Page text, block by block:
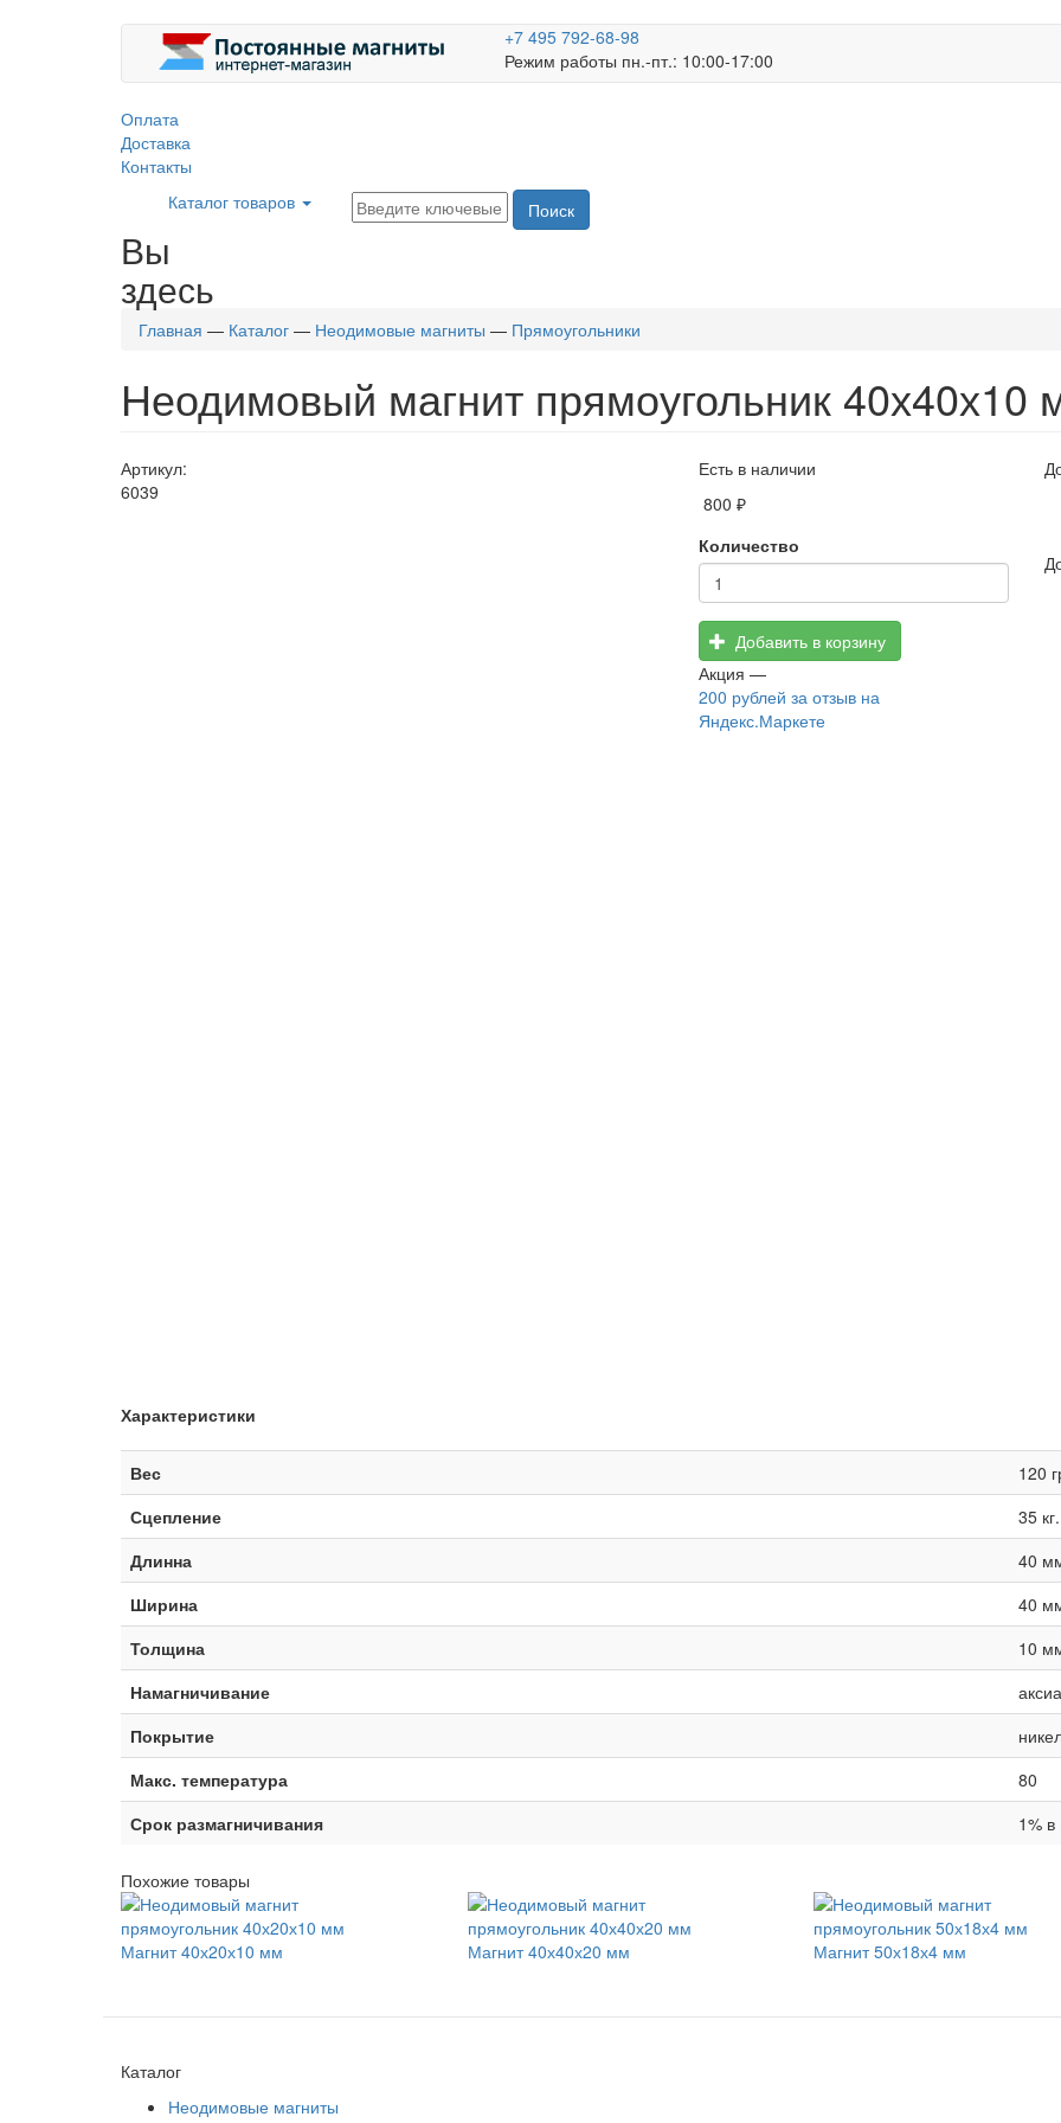
+7 495 792-68-98
Режим работы пн.-пт.: 10:00-17:00
Оплата
Доставка
Контакты
Каталог товаров
Поиск
Вы
здесь
Главная — Каталог — Неодимовые магниты — Прямоугольники
Неодимовый магнит прямоугольник 40х40х10
Артикул:
6039
Есть в наличии
800 ₽
Количество
Добавить в корзину
Акция —
200 рублей за отзыв на
Яндекс.Маркете
Характеристики
Вес
120
Сцепление
35 кг.
Длинна
40
Ширина
40
Толщина
10
Намагничивание
Покрытие
Макс. температура
80
Срок размагничивания
1% в
Похожие товары
Магнит 40х20х10 мм Магнит 40х40х20 мм Магнит 50х18х4 мм
Каталог
Неодимовые магниты